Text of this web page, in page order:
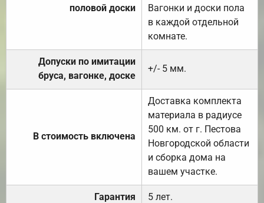
половой доски
Вагонки и доски пола
в каждой отдельной
комнате.
Допуски по имитации
бруса, вагонке, доске
+/- 5 мм.
В стоимость включена
Доставка комплекта
материала в радиусе
500 км. от г. Пестова
Новгородской области
и сборка дома на
вашем участке.
Гарантия 5 лет.